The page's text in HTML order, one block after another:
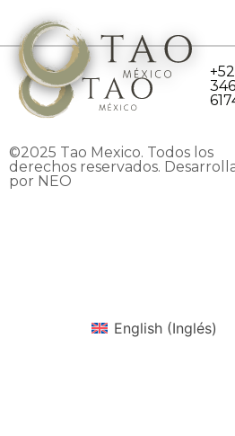
©2025 Tao Mexico. Todos los
derechos reservados.
por NEO
English(Inglés)